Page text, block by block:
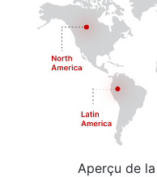
Aperçu de